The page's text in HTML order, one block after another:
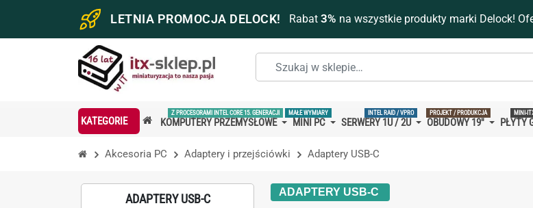
LETNIA PROMOCJA DELOCK! Rabat 3% na wszystkie produkty marki Delock!
KATEGORIE KOMPUTERY PRZEMYSŁOWE
Z PROCESORAMI INTEL CORE 15. GENERACJI
MINI PC
MAŁE WYMIARY
SERWERY 1U / 2U
INTEL RAID / VPRO
OBUDOWY 19''
PROJEKT / PRODUKCJA
PŁYTY
MINI-
Akcesoria PC Adaptery i przejściówki Adaptery USB-C
ADAPTERY USB-C ADAPTERY USB-C